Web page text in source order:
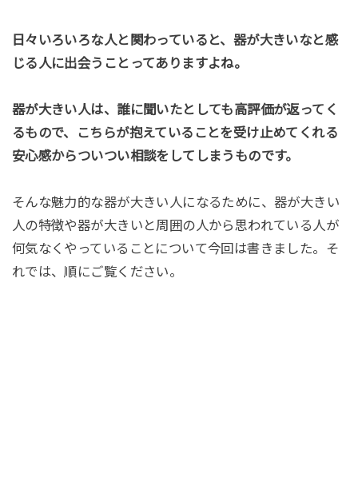
日々いろいろな人と関わっていると、器が大きいなと感
じる人に出会うことってありますよね。
器が大きい人は、誰に聞いたとしても高評価が返ってく
るもので、こちらが抱えていることを受け止めてくれる
安心感からついつい相談をしてしまうものです。
そんな魅力的な器が大きい人になるために、器が大きい
人の特徴や器が大きいと周囲の人から思われている人が
何気なくやっていることについて今回は書きました。そ
れでは、順にご覧ください。